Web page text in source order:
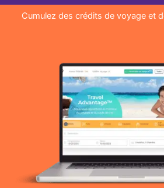
Cumulez des crédits de voyage et